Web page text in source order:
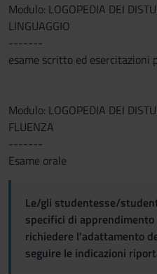
Modulo: LOGOPEDIA DEI
LINGUAGGIO
-------
esame scritto ed esercitazioni
Modulo: LOGOPEDIA DEI
FLUENZA
-------
Esame orale
Le/gli studentesse/
specifici di apprendimento
richiedere l'adattamento
seguire le indicazioni